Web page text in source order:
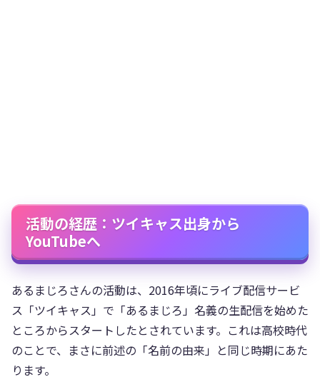
活動の経歴：ツイキャス出身から
YouTubeへ
あるまじろさんの活動は、2016年頃にライブ配信サービ
ス「ツイキャス」で「あるまじろ」名義の生配信を始めた
ところからスタートしたとされています。これは高校時代
のことで、まさに前述の「名前の由来」と同じ時期にあた
ります。